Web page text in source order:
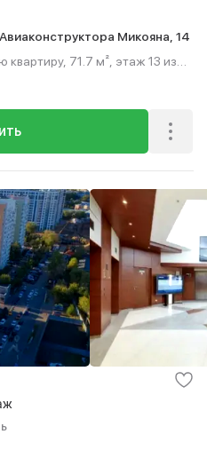
Микояна, 14
71.7 м², этаж 13 из